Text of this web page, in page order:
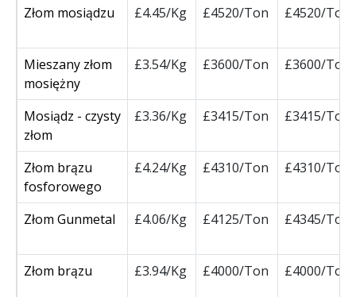
Złom mosiądzu £4.45/Kg £4520/Ton £4520/Ton
Mieszany złom
mosiężny
£3.54/Kg £3600/Ton £3600/Ton
Mosiądz - czysty
złom
£3.36/Kg £3415/Ton £3415/Ton
Złom brązu
fosforowego
£4.24/Kg £4310/Ton £4310/Ton
Złom Gunmetal £4.06/Kg £4125/Ton £4345/Ton
Złom brązu £3.94/Kg £4000/Ton £4000/Ton